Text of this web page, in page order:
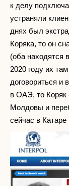
к делу
устраняли
днях был
Коряка, то он
(оба находятся
2020 году их
договориться
в ОАЭ, то Коряк
Молдовы и
сейчас в